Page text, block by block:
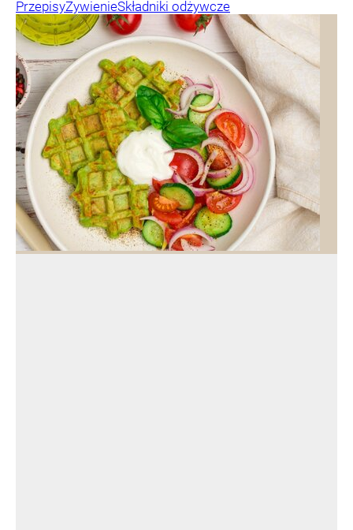
PrzepisyŻywienieSkładniki odżywcze